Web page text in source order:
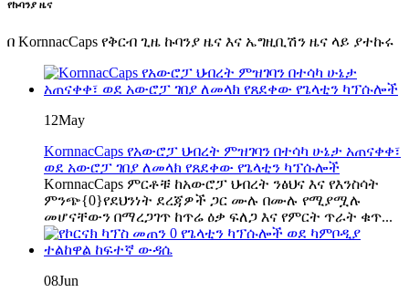
የኩባንያ ዜና
በ KornnacCaps የቅርብ ጊዜ ኩባንያ ዜና እና ኤግዚቢሽን ዜና ላይ ያተኩሩ
12May
KornnacCaps የአውሮፓ ህብረት ምዝገባን በተሳካ ሁኔታ አጠናቀቀ፣
ወደ አውሮፓ ገበያ ለመላክ የጸደቀው የጌላቲን ካፕሱሎች
KornnacCaps ምርቶቹ ከአውሮፓ ህብረት ንፅህና እና የእንስሳት
ምንጭ{0}የደህንነት ደረጃዎች ጋር ሙሉ በሙሉ የሚያሟሉ
መሆናቸውን በማረጋገጥ ከጥሬ ዕቃ ፍለጋ እና የምርት ጥራት ቁጥ...
08Jun